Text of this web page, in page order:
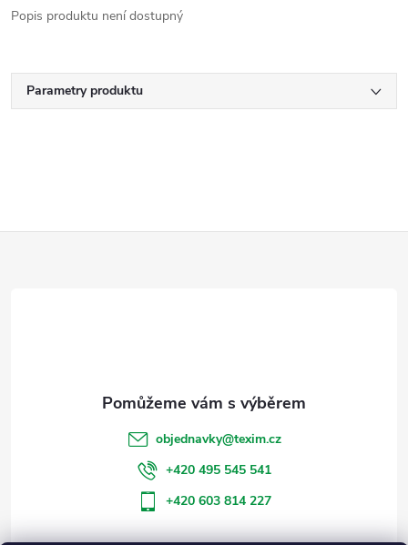
Popis produktu není dostupný
Parametry produktu
objednavky@texim.cz
+420 495 545 541
+420 603 814 227